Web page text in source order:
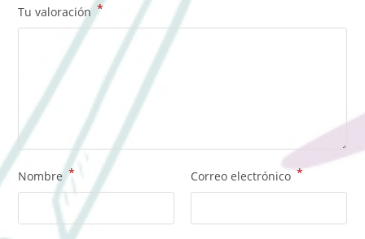
Tu valoración *
Nombre * Correo electrónico *